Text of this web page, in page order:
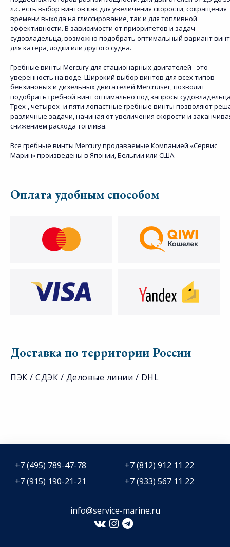
л.с. есть выбор винтов как для увеличения скорости, сокращения
времени выхода на глиссирование, так и для топливной
эффективности. В зависимости от приоритетов и задач
судовладельца, возможно подобрать оптимальный вариант
для катера, лодки или другого судна.
Гребные винты Mercury для стационарных двигателей - это
уверенность на воде. Широкий выбор винтов для всех типов
бензиновых и дизельных двигателей Mercruiser, позволит
подобрать гребной винт оптимально под запросы
Трех-, четырех- и пяти-лопастные гребные винты позволяют
различные задачи, начиная от увеличения скорости и
снижением расхода топлива.
Все гребные винты Mercury продаваемые Компанией «Сервис
Марин» произведены в Японии, Бельгии или США.
Оплата удобным способом
Доставка по территории России
ПЭК / СДЭК / Деловые линии / DHL
+7 (495) 789-47-78
+7 (812) 912 11 22
+7 (915) 190-21-21
+7 (933) 567 11 22
info@service-marine.ru​​